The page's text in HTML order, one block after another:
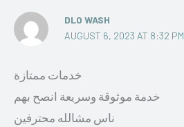
DLO WASH
AUGUST 6, 2023 AT 8:32 PM
خدمات ممتازة
خدمة موثوقة وسريعة انصح بهم
ناس مشالله محترفين